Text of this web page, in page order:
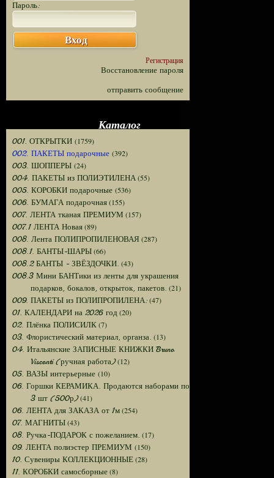
Пароль:
Вход
Регистрация
Восстановление пароля
отправить сообщение
Каталог
001. ОТКРЫТКИ (1759)
002. ПАКЕТЫ подарочные (392)
003. ШОППЕРЫ (24)
004. ПАКЕТЫ из ПОЛИЭТИЛЕНА(55)
005. КОРОБКИ подарочные (536)
006. БУМАГА подарочная(155)
007. ЛЕНТА тканая ПРЕМИУМ (157)
007.1 ЛЕНТА Новая(89)
008. Лента ПОЛИПРОПИЛЕНОВАЯ (287)
008.1. БАНТЫ-ШАРЫ(66)
008.2 БАНТЫ - ЗВЁЗДОЧКИ. (43)
008.3 Мини БАНТики из ленты для украшения
подарков, бокалов, открыток, пакетов. (21)
009. ПАКЕТЫ из ПОЛИПРОПИЛЕНА:(47)
01. КАЛЕНДАРИ на 2026 год (20)
02. Плёнка ПОЛИСИЛК(7)
03. Флористический материал, органза. (13)
04. Итальянские ЗАПИСНЫЕ КНИЖКИ Bruno
Visconti (ручная работа)(12)
05. ВАЗЫ интерьерные (10)
06. Горшки КЕРАМИКА. Продаются наборами по
3 шт (500р)(41)
06. ЛЕНТА для ЗАКАЗА от 1м(254)
07. МАГНИТЫ(43)
08. Ручка-ПОДАРОК с пожеланием. (17)
09. ЛЕНТА полиэстер ПРЕМИУМ (150)
10. Сувениры КОЛЛЕКЦИОННЫЕ(28)
11. КОРОБКИ самосборные(8)